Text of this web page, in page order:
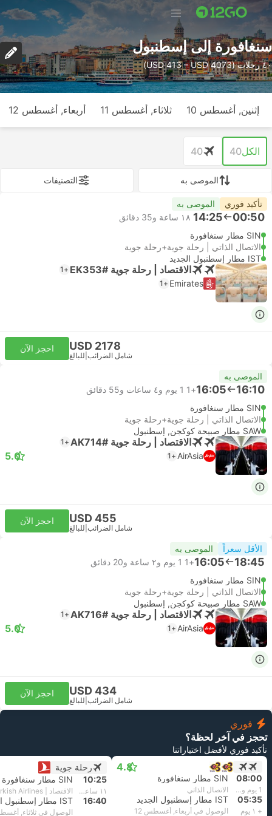
سنغافورة إلى إسطنبول
٤٠ رحلات (USD 413 – USD 4073)
إثنين, أغسطس 10 ثلاثاء, أغسطس 11 أربعاء, أغسطس 12
الكل40
40
الموصى به التصنيفات
تأكيد فوري الموصى به
00:50
14:25 ١٨ ساعة و‫35 دقائق
SIN مطار سنغافورة
الاتصال الذاتي | رحلة جوية+رحلة جوية
IST مطار إسطنبول الجديد
الاقتصاد | رحلة جوية #EK353 +1
Emirates
+1
USD 2178
شامل الضرائب للبالغ
احجز الآن
الموصى به
16:10
16:05
+1
1 يوم و٤ ساعات و‫55 دقائق
SIN مطار سنغافورة
الاتصال الذاتي | رحلة جوية+رحلة جوية
SAW مطار صبيحة كوكجن, إسطنبول
الاقتصاد | رحلة جوية #AK714 +1
AirAsia
+1
5.0
USD 455
شامل الضرائب للبالغ
احجز الآن
الأقل سعراً الموصى به
18:45
16:05
+1
1 يوم و٢ ساعة و‫20 دقائق
SIN مطار سنغافورة
الاتصال الذاتي | رحلة جوية+رحلة جوية
SAW مطار صبيحة كوكجن, إسطنبول
الاقتصاد | رحلة جوية #AK716 +1
AirAsia
+1
5.0
USD 434
شامل الضرائب للبالغ
احجز الآن
فوري
تحجز في آخر لحظة؟
تأكيد فوري لأفضل اختياراتنا
4.8
08:00 SIN مطار سنغافورة
1 يوم و٢ ساعة و‫35 دقائق الاتصال الذاتي
05:35 IST مطار إسطنبول الجديد
+ ١ يوم الوصول في أربعاء, أغسطس 12
رحلة جوية
10:25
SIN مطار سنغافورة
١١ ساعة و‫15 دقائق الاقتصاد | Turkish Airlines
16:40 IST مطار إسطنبول الجديد
الوصول في ثلاثاء,